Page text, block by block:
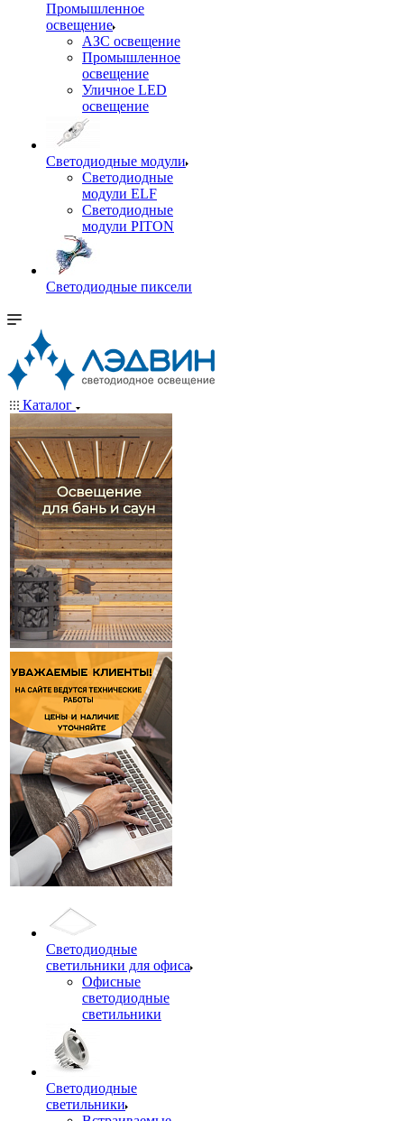
Промышленное
освещение
АЗС освещение
Промышленное
освещение
Уличное LED
освещение
Светодиодные модули
Светодиодные
модули ELF
Светодиодные
модули PITON
Светодиодные пиксели
Каталог
Светодиодные
светильники для офиса
Офисные
светодиодные
светильники
Светодиодные
светильники